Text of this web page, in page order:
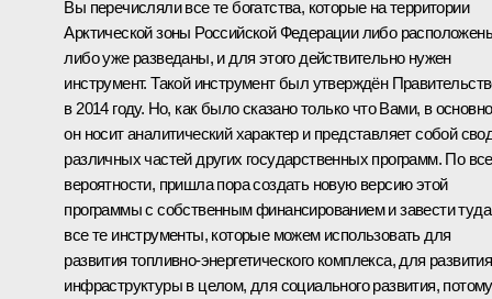
Вы перечисляли все те богатства, которые на территории
Арктической зоны Российской Федерации либо
либо уже разведаны, и для этого действительно нужен
инструмент. Такой инструмент был утверждён
в 2014 году. Но, как было сказано только что Вами, в
он носит аналитический характер и представляет собой
различных частей других государственных программ. По
вероятности, пришла пора создать новую версию этой
программы с собственным финансированием и завести туда
все те инструменты, которые можем использовать для
развития топливно-энергетического комплекса, для развития
инфраструктуры в целом, для социального развития, потому